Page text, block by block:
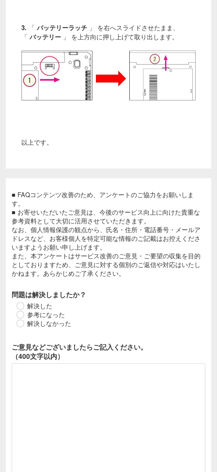
3. 「 バッテリーラッチ 」 を右へスライドさせたまま、
「 バッテリー 」 を上方向に押し上げて取り出します。
以上です。
■ FAQコンテンツ改善のため、アンケートのご協力をお願いしま
す。
■ お寄せいただいたご意見は、今後のサービス向上に向けた貴重な
参考資料として大切に活用させていただきます。
なお、個人情報保護の観点から、氏名・住所・電話番号・メールア
ドレスなど、お客様個人を特定可能な情報のご記載はお控えくださ
いますようお願い申し上げます。
また、本アンケートはサービス改善のご意見・ご要望の収集を目的
としておりますため、ご意見に対する個別のご返信や対応はいたし
かねます。あらかじめご了承ください。
問題は解決しましたか？
解決した
参考になった
解決しなかった
ご意見などございましたらご記入ください。
（400文字以内）